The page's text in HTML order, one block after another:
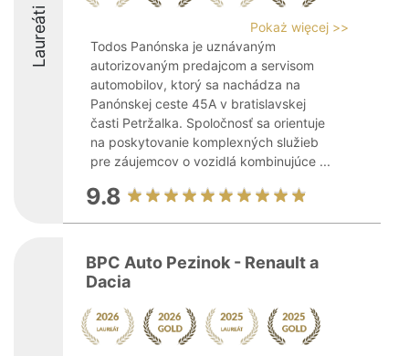
Laureáti
Pokaż więcej >>
Todos Panónska je uznávaným
autorizovaným predajcom a servisom
automobilov, ktorý sa nachádza na
Panónskej ceste 45A v bratislavskej
časti Petržalka. Spoločnosť sa orientuje
na poskytovanie komplexných služieb
pre záujemcov o vozidlá kombinujúce ...
9.8
BPC Auto Pezinok - Renault a
Dacia